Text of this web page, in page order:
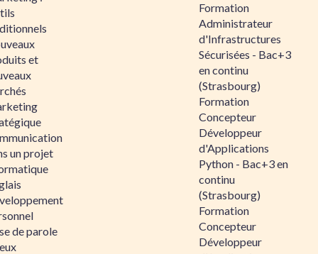
et
un projet
de parole
Formation
Administrateur
d'Infrastructures
Sécurisées - Bac+3
en continu
(Strasbourg)
Formation
Concepteur
Développeur
d'Applications
Python - Bac+3 en
continu
(Strasbourg)
Formation
Concepteur
Développeur